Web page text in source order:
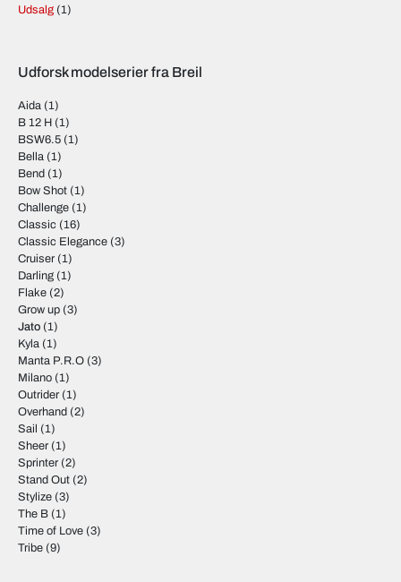
Udsalg (1)
Udforsk modelserier fra Breil
Aida (1)
B 12 H (1)
BSW6.5 (1)
Bella (1)
Bend (1)
Bow Shot (1)
Challenge (1)
Classic (16)
Classic Elegance (3)
Cruiser (1)
Darling (1)
Flake (2)
Grow up (3)
Jato (1)
Kyla (1)
Manta P.R.O (3)
Milano (1)
Outrider (1)
Overhand (2)
Sail (1)
Sheer (1)
Sprinter (2)
Stand Out (2)
Stylize (3)
The B (1)
Time of Love (3)
Tribe (9)